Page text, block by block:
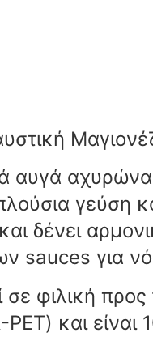
αυγά αχυρώνα
γεύση
δένει
sauces για
σε φιλική
PET) και